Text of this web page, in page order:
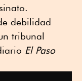
debilidad
tribunal
El Paso